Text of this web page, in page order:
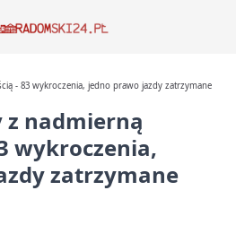
- 83 wykroczenia, jedno prawo jazdy zatrzymane
z nadmierną
wykroczenia,
zatrzymane